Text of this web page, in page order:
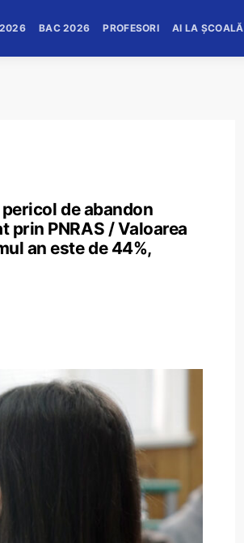
2026 BAC 2026 PROFESORI AI LA ȘCOALĂ
de abandon
prin PNRAS / Valoarea
an este de 44%,